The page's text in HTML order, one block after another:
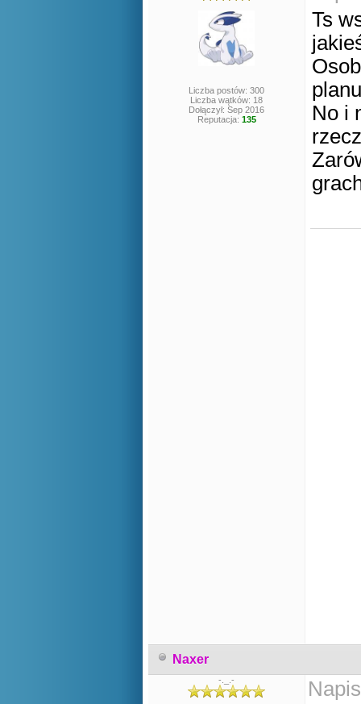
Liczba postów: 300
Liczba wątków: 18
Dołączył: Sep 2016
Reputacja: 135
Ts
No i
Naxer
-._.-